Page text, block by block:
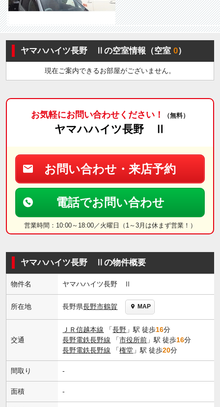
ヤマハハイツ長野 Ⅱの空室情報（空室0）
現在ご案内できるお部屋がございません。
お気軽にお問い合わせください！ （無料）
ヤマハハイツ長野 Ⅱ
お問い合わせ・来店予約
電話でお問い合わせ
営業時間：10:00～18:00／火曜日（1～3月は休まず営業！）
ヤマハハイツ長野 Ⅱの物件概要
物件名 ヤマハハイツ長野 Ⅱ
所在地 長野県長野市鶴賀 MAP
交通
ＪＲ信越本線 「長野 」駅 徒歩16分
長野電鉄長野線 「市役所前 」駅 徒歩16分
長野電鉄長野線 「権堂 」駅 徒歩20分
間取り -
面積 -